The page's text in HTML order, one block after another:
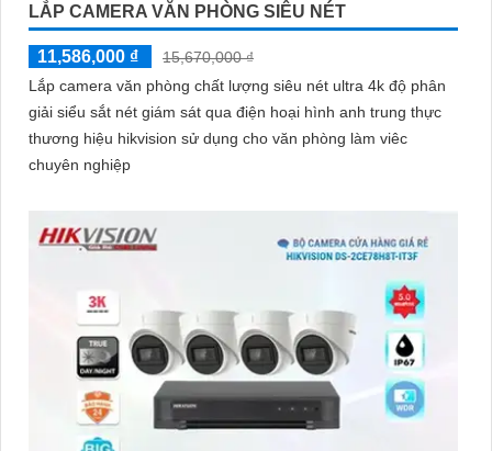
LẮP CAMERA VĂN PHÒNG SIÊU NÉT
11,586,000 ₫
15,670,000 ₫
Lắp camera văn phòng chất lượng siêu nét ultra 4k độ phân
giải siểu sắt nét giám sát qua điện hoại hình anh trung thực
thương hiệu hikvision sử dụng cho văn phòng làm viêc
chuyên nghiệp